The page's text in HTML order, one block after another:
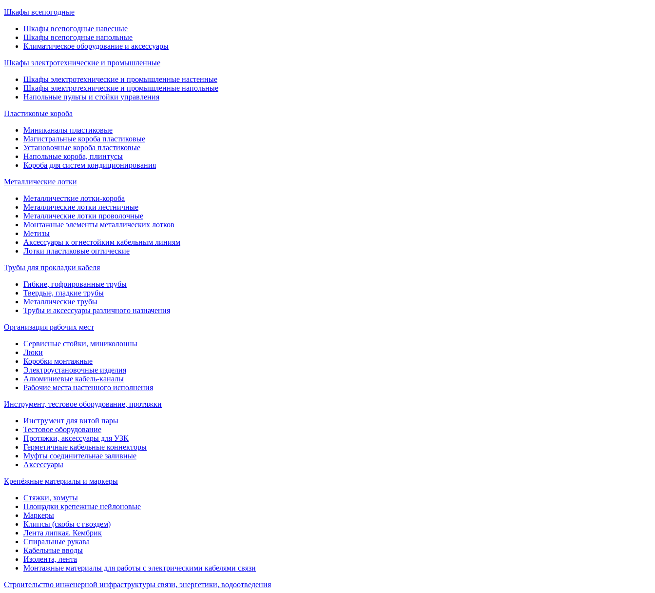
Шкафы всепогодные
Шкафы всепогодные навесные
Шкафы всепогодные напольные
Климатическое оборудование и аксессуары
Шкафы электротехнические и промышленные
Шкафы электротехнические и промышленные настенные
Шкафы электротехнические и промышленные напольные
Напольные пульты и стойки управления
Пластиковые короба
Миниканалы пластиковые
Магистральные короба пластиковые
Установочные короба пластиковые
Напольные короба, плинтусы
Короба для систем кондиционирования
Металлические лотки
Металличесткие лотки-короба
Металлические лотки лестничные
Металлические лотки проволочные
Монтажные элементы металлических лотков
Метизы
Аксессуары к огнестойким кабельным линиям
Лотки пластиковые оптические
Трубы для прокладки кабеля
Гибкие, гофрированные трубы
Твердые, гладкие трубы
Металлические трубы
Трубы и аксессуары различного назначения
Организация рабочих мест
Сервисные стойки, миниколонны
Люки
Коробки монтажные
Электроустановочные изделия
Алюминиевые кабель-каналы
Рабочие места настенного исполнения
Инструмент, тестовое оборудование, протяжки
Инструмент для витой пары
Тестовое оборудование
Протяжки, аксессуары для УЗК
Герметичные кабельные коннекторы
Муфты соединительнае заливные
Аксессуары
Крепёжные материалы и маркеры
Стяжки, хомуты
Площадки крепежные нейлоновые
Маркеры
Клипсы (скобы с гвоздем)
Лента липкая. Кембрик
Спиральные рукава
Кабельные вводы
Изолента, лента
Монтажные материалы для работы с электрическими кабелями связи
Строительство инженерной инфраструктуры связи, энергетики, водоотведения